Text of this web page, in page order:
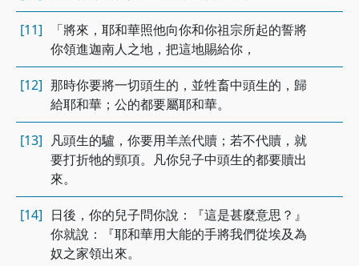
[11]
「將來，耶和華照他向你和你祖宗所起的誓將
你領進迦南人之地，把這地賜給你，
[12] 那時你要將一切頭生的，並牲畜中頭生的，歸
給耶和華；公的都要屬耶和華。
[13] 凡頭生的驢，你要用羊羔代贖；若不代贖，就
要打折牠的頸項。凡你兒子中頭生的都要贖出
來。
[14] 日後，你的兒子問你說：『這是甚麼意思？』
你就說：『耶和華用大能的手將我們從埃及為
奴之家領出來。